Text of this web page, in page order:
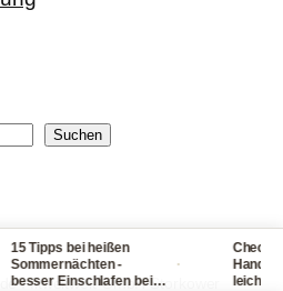
Suchen
I fitweltweit GmbH Storkower
bei heißen
-
Einschlafen bei
Checkliste
Handgepäck
leichtem